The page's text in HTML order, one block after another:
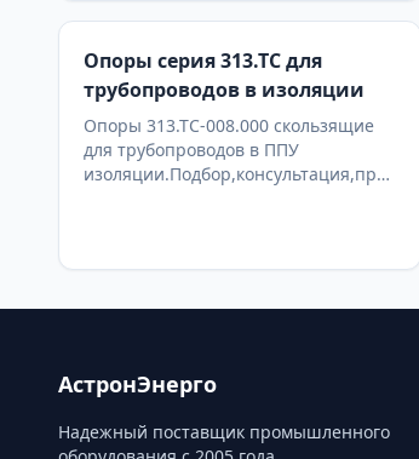
Опоры серия 313.ТС для
трубопроводов в изоляции
Опоры 313.ТС-008.000 скользящие
для трубопроводов в ППУ
изоляции.Подбор,консультация,продажа
АстронЭнерго
Надежный поставщик промышленного